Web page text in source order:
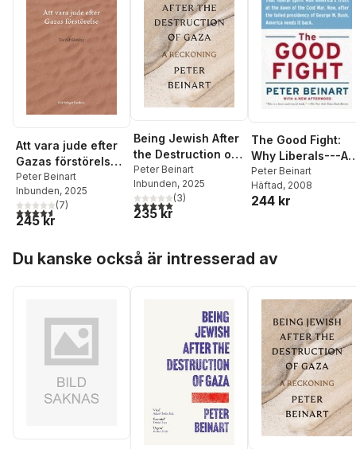
Att vara jude efter
Gazas förstörelse :
en vidräkning
Peter Beinart
Inbunden, 2025
4,6utav 5 stjärnor. Totalt antal röster:
(7)
245 kr
Being Jewish After
the Destruction of
Gaza: A Reckoning
Peter Beinart
Inbunden, 2025
5,0utav 5 stjärnor. Totalt antal röster:
(3)
235 kr
The Good Fight:
Why Liberals---
Only Liberals---
Can Win the War
on Terror and
Peter Beinart
Häftad, 2008
244 kr
Du kanske också är intresserad av